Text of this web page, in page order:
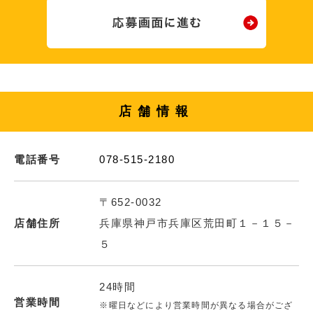
店舗情報
電話番号 078-515-2180
店舗住所
〒652-0032
兵庫県神戸市兵庫区荒田町１－１５－
５
営業時間
24時間
※曜日などにより営業時間が異なる場合がござ